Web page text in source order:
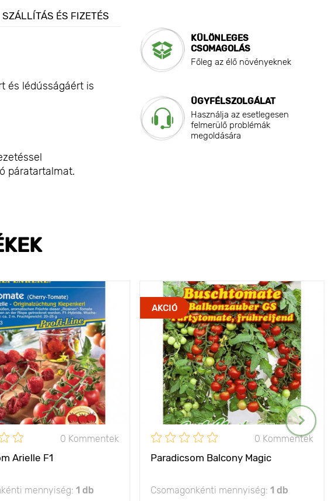
SZÁLLÍTÁS ÉS FIZETÉS
és lédússágáért is
páratartalmat.
KÜLÖNLEGES
CSOMAGOLÁS
Főleg az élő növényeknek
ÜGYFÉLSZOLGÁLAT
Használja az esetlegesen
felmerülő problémák
megoldására
0 Kommentek
Arielle F1
mennyiség: 1 db
AKCIÓ
0 Kommentek
Paradicsom Balcony Magic
Csomagonkénti mennyiség: 1 db